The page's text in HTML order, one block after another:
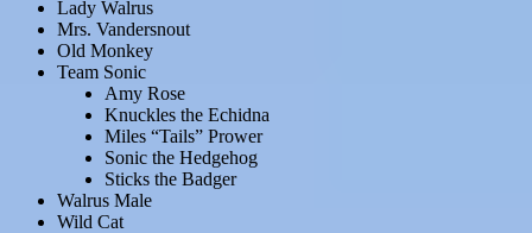
Lady Walrus
Mrs. Vandersnout
Old Monkey
Team Sonic
Amy Rose
Knuckles the Echidna
Miles “Tails” Prower
Sonic the Hedgehog
Sticks the Badger
Walrus Male
Wild Cat